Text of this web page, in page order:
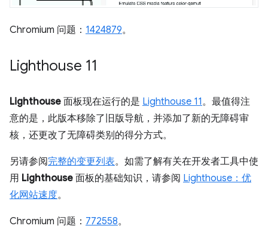
Chromium 问题： 1424879。
Lighthouse 11
Lighthouse 面板现在运行的是 Lighthouse 11。最值得注
意的是，此版本移除了旧版导航，并添加了新的无障碍审
核，还更改了无障碍类别的得分方式。
另请参阅完整的变更列表。如需了解有关在开发者工具中使
用 Lighthouse 面板的基础知识，请参阅 Lighthouse：优
化网站速度。
Chromium 问题： 772558。